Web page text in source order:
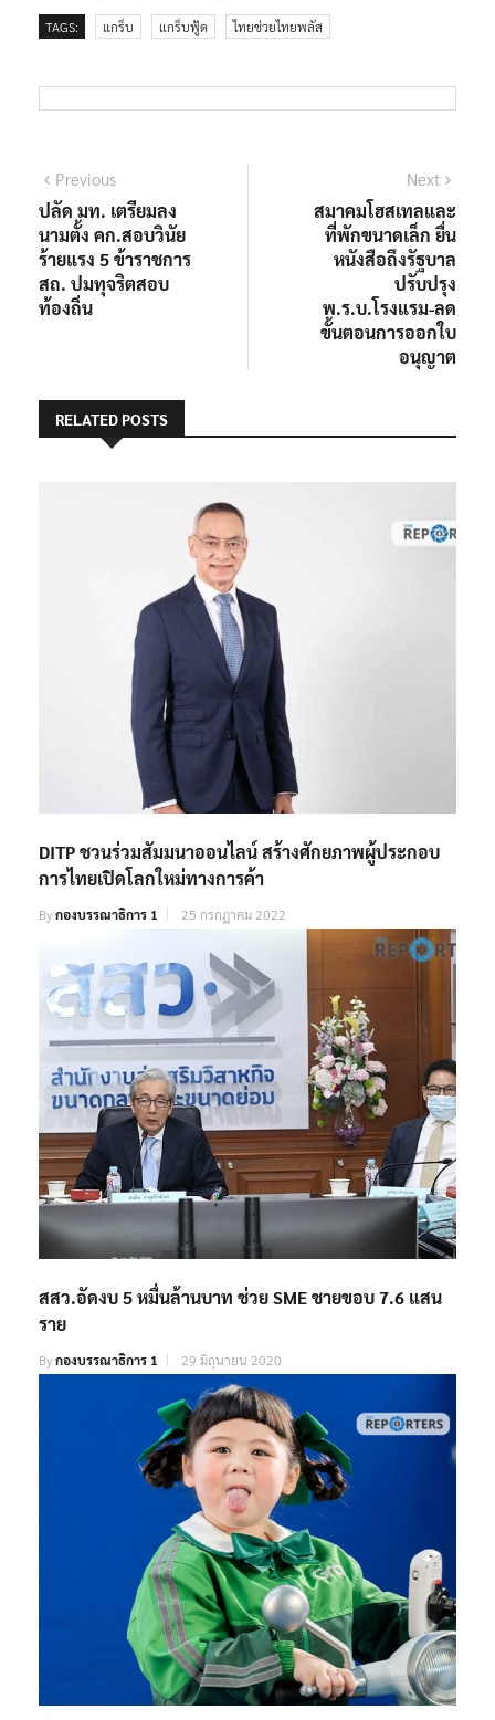
TAGS: แกร็บ แกร็บฟู้ด ไทยช่วยไทยพลัส
แนะแนว
เรื่อง
PreviousPrevious
post:
ปลัด มท. เตรียมลง
นามตั้ง คก.สอบวินัย
ร้ายแรง 5 ข้าราชการ
สถ. ปมทุจริตสอบ
ท้องถิ่น
Next
post:
สมาคมโฮสเทลและ
ที่พักขนาดเล็ก ยื่น
หนังสือถึงรัฐบาล
ปรับปรุง
พ.ร.บ.โรงแรม-ลด
ขั้นตอนการออกใบ
อนุญาต
RELATED POSTS
DITP ชวนร่วมสัมมนาออนไลน์ สร้างศักยภาพผู้ประกอบ
การไทยเปิดโลกใหม่ทางการค้า
Byกองบรรณาธิการ 1 25 กรกฎาคม 2022
สสว.อัดงบ 5 หมื่นล้านบาท ช่วย SME ชายขอบ 7.6 แสน
ราย
Byกองบรรณาธิการ 1 29 มิถุนายน 2020